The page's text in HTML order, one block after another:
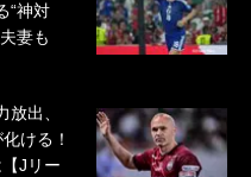
“神対
妻も
出、
ける！
Jリー